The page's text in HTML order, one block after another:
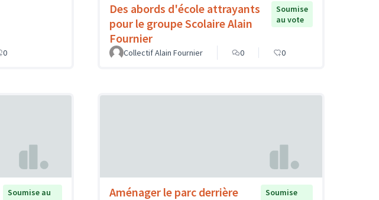
0
Des abords d'école attrayants
pour le groupe Scolaire Alain
Fournier
Soumise
au vote
Collectif Alain Fournier 0 0
Soumise au
Aménager le parc derrière
Soumise